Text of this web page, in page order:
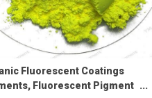
Fluorescent Coatings
Fluorescent Pigment